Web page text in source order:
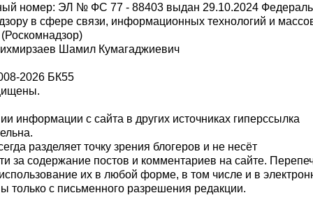
номер: ЭЛ № ФС 77 - 88403 выдан 29.10.2024
в сфере связи, информационных технологий и
Шамил Кумагаджиевич
2026 БК55
информации с сайта в других источниках гиперссылка
разделяет точку зрения блогеров и не несёт
за содержание постов и комментариев на сайте.
их в любой форме, в том числе и в
с письменного разрешения редакции.